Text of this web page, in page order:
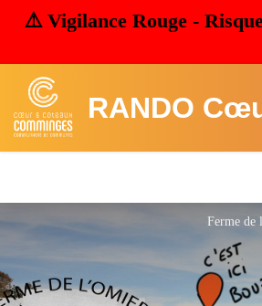
⚠️ Vigilance Rouge -
RANDO